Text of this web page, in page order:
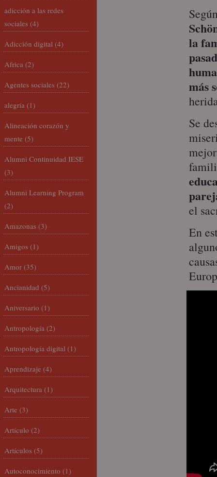
la
más
Se
el
En
adicción a las redes
sociales (4)
Adicción digital (4)
Africa (2)
Agentes sociales (22)
alegría (1)
Alineación corazón y
mente (5)
Alumni Continuidad IESE
(3)
Alumni Learning Program
(2)
Amazonas (3)
Amigos (1)
Amor (35)
Ancianidad (5)
Aniversario (1)
Antropología (2)
Antropología digital (1)
Aprendizaje (4)
Arquitectura (1)
Arte (3)
Artículo (2)
Artículos (5)
Autoconocimiento (1)